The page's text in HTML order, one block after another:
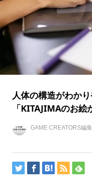
人体の構造がわか
「KITAJIMAのお
GAME CREATORS編